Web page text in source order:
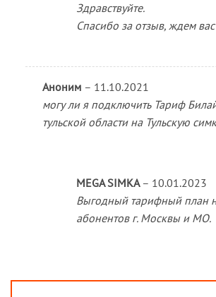
Здравствуйте.
Спасибо за отзыв, ждем
Аноним – 11.10.2021
могу ли я подключить Тариф
тульской области на Тульскую
MEGA SIMKA – 10.01.2023
Выгодный тарифный план
абонентов г. Москвы и МО.